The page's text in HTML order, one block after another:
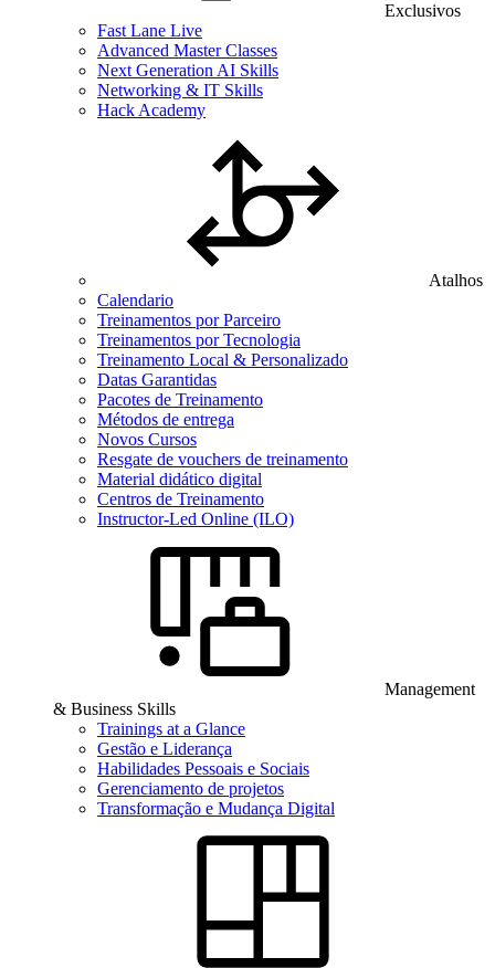
Exclusivos
Fast Lane Live
Advanced Master Classes
Next Generation AI Skills
Networking & IT Skills
Hack Academy
Atalhos
Calendario
Treinamentos por Parceiro
Treinamentos por Tecnologia
Treinamento Local & Personalizado
Datas Garantidas
Pacotes de Treinamento
Métodos de entrega
Novos Cursos
Resgate de vouchers de treinamento
Material didático digital
Centros de Treinamento
Instructor-Led Online (ILO)
Management
& Business Skills
Trainings at a Glance
Gestão e Liderança
Habilidades Pessoais e Sociais
Gerenciamento de projetos
Transformação e Mudança Digital